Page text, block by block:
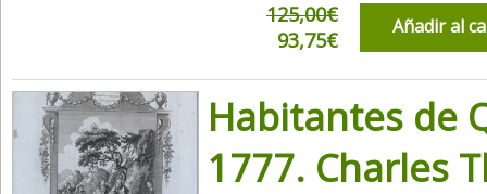
125,00€
93,75€
Añadir al
Habitantes de
1777. Charles